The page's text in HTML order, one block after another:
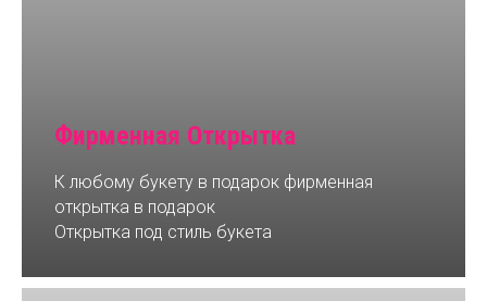
Фирменная Открытка
К любому букету в подарок фирменная
открытка в подарок
Открытка под стиль букета